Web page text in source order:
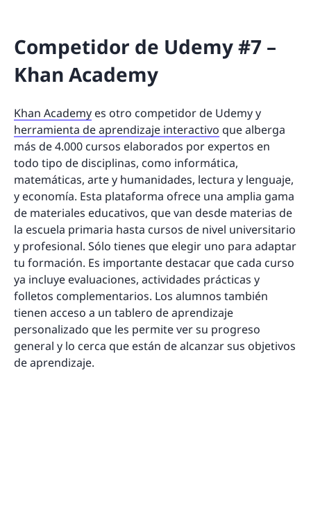
Competidor de Udemy #7 –
Khan Academy
Khan Academy es otro competidor de Udemy y
herramienta de aprendizaje interactivo que alberga
más de 4.000 cursos elaborados por expertos en
todo tipo de disciplinas, como informática,
matemáticas, arte y humanidades, lectura y lenguaje,
y economía. Esta plataforma ofrece una amplia gama
de materiales educativos, que van desde materias de
la escuela primaria hasta cursos de nivel universitario
y profesional. Sólo tienes que elegir uno para adaptar
tu formación. Es importante destacar que cada curso
ya incluye evaluaciones, actividades prácticas y
folletos complementarios. Los alumnos también
tienen acceso a un tablero de aprendizaje
personalizado que les permite ver su progreso
general y lo cerca que están de alcanzar sus objetivos
de aprendizaje.